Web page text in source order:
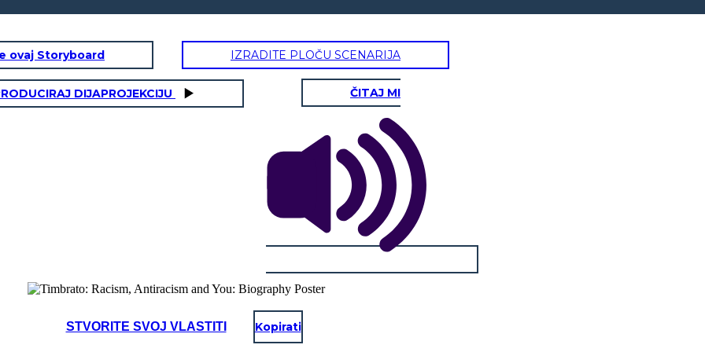
ovaj Storyboard IZRADITE PLOČU SCENARIJA
DIJAPROJEKCIJU ČITAJ MI
STVORITE SVOJ VLASTITI Kopirati